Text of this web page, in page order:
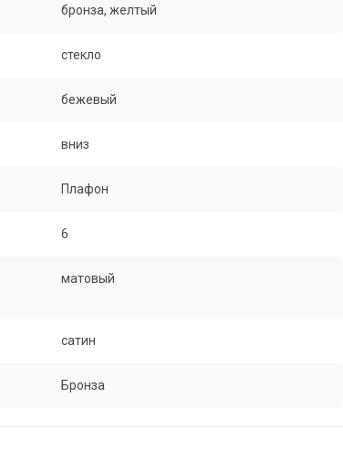
бронза, желтый
стекло
бежевый
вниз
Плафон
6
матовый
сатин
Бронза